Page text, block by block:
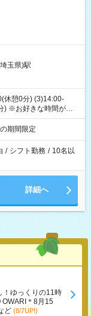
玉県)駅
休憩0分) (3)14:00-
※お好きな時間が選べ
期間限定
/ シフト勤務 / 10名以
詳細へ
！ゆっくりの11時
OWARI＊8月15
ど (8/7UP!)